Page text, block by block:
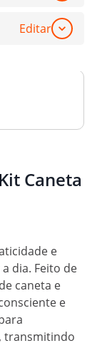
Editar
Kit Caneta
e
dia. Feito de
caneta e
e
transmitindo